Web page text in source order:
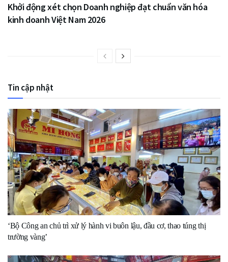
Khởi động xét chọn Doanh nghiệp đạt chuẩn văn hóa
kinh doanh Việt Nam 2026
Tin cập nhật
‘Bộ Công an chủ trì xử lý hành vi buôn lậu, đầu cơ, thao túng thị
trường vàng’